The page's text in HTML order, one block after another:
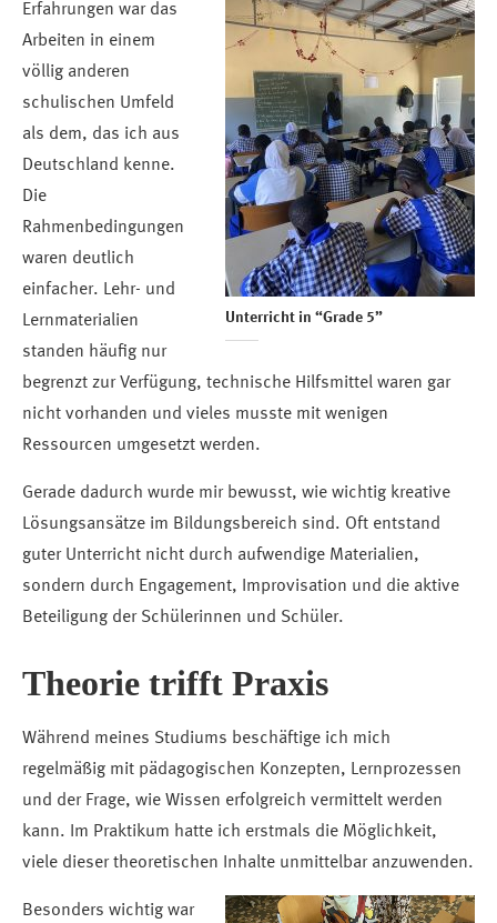
Unterricht in “Grade 5”
Erfahrungen war das
Arbeiten in einem
völlig anderen
schulischen Umfeld
als dem, das ich aus
Deutschland kenne.
Die
Rahmenbedingungen
waren deutlich
einfacher. Lehr- und
Lernmaterialien
standen häufig nur
begrenzt zur Verfügung, technische Hilfsmittel waren gar
nicht vorhanden und vieles musste mit wenigen
Ressourcen umgesetzt werden.
Gerade dadurch wurde mir bewusst, wie wichtig kreative
Lösungsansätze im Bildungsbereich sind. Oft entstand
guter Unterricht nicht durch aufwendige Materialien,
sondern durch Engagement, Improvisation und die aktive
Beteiligung der Schülerinnen und Schüler.
Theorie trifft Praxis
Während meines Studiums beschäftige ich mich
regelmäßig mit pädagogischen Konzepten, Lernprozessen
und der Frage, wie Wissen erfolgreich vermittelt werden
kann. Im Praktikum hatte ich erstmals die Möglichkeit,
viele dieser theoretischen Inhalte unmittelbar anzuwenden.
Besonders wichtig war